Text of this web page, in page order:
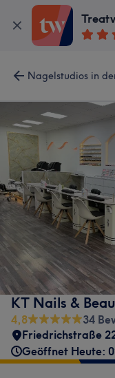
Nagelstudios in
KT Nails &
4,8
34
Friedrichstraße
Geöffnet Heute: